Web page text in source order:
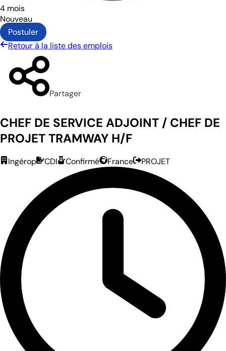
4 mois
Nouveau
Postuler
Retour à la liste des emplois
Partager
CHEF DE SERVICE ADJOINT / CHEF DE
PROJET TRAMWAY H/F
Ingérop CDI Confirmé France PROJET